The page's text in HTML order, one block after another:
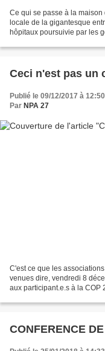
Ce qui se passe à la
locale de la gigantesque
hôpitaux poursuivie par les
Ceci n'est pas un
Publié le 09/12/2017 à 12:50
Par NPA 27
C'est ce que les
venues dire, vendredi 8
aux participant.e.s à la COP
CONFERENCE